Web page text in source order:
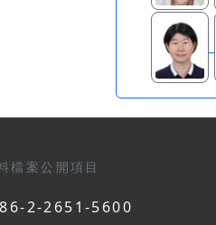
檔案公開項目
2-2651-5600